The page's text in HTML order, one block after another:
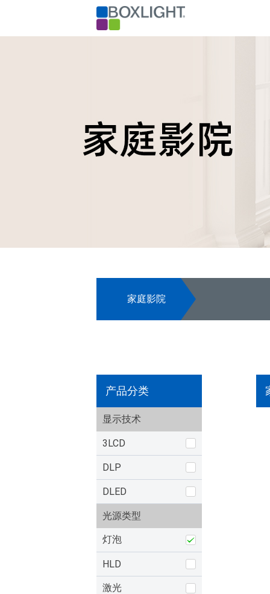
家庭影院
产品分类
显示技术
3LCD
DLP
DLED
光源类型
灯泡
HLD
激光